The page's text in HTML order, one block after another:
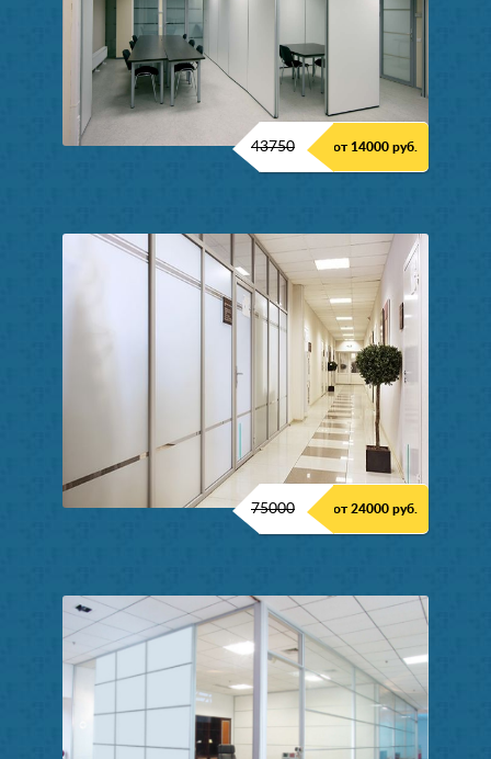
43750 от 14000 руб.
75000 от 24000 руб.